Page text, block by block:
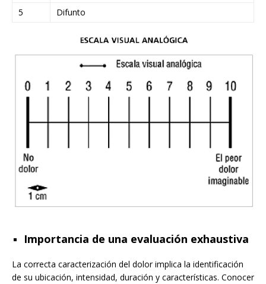
5
Difunto
Importancia de una evaluación exhaustiva
La correcta caracterización del dolor implica la identificación
de su ubicación, intensidad, duración y características. Conocer